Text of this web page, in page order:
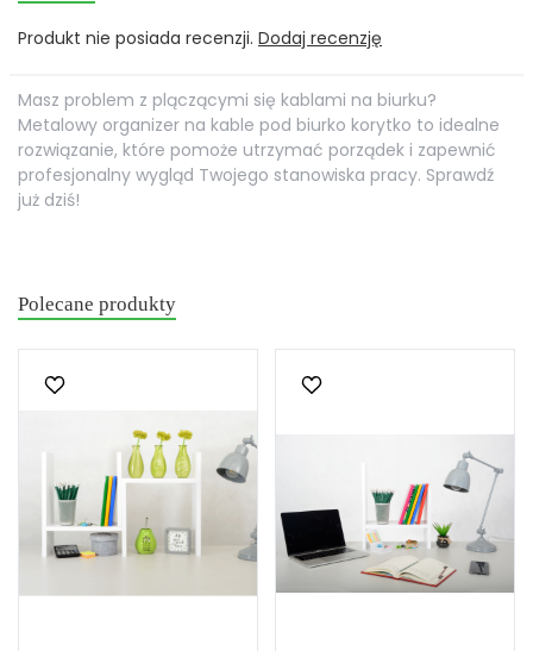
Produkt nie posiada recenzji. Dodaj recenzję
Masz problem z plączącymi się kablami na biurku?
Metalowy organizer na kable pod biurko korytko to idealne
rozwiązanie, które pomoże utrzymać porządek i zapewnić
profesjonalny wygląd Twojego stanowiska pracy. Sprawdź
już dziś!
Polecane produkty